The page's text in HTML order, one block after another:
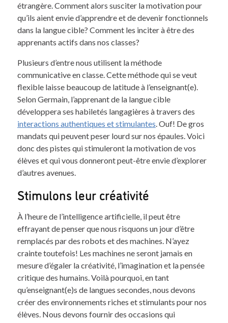
étrangère. Comment alors susciter la motivation pour
qu’ils aient envie d’apprendre et de devenir fonctionnels
dans la langue cible? Comment les inciter à être des
apprenants actifs dans nos classes?
Plusieurs d’entre nous utilisent la méthode
communicative en classe. Cette méthode qui se veut
flexible laisse beaucoup de latitude à l’enseignant(e).
Selon Germain, l’apprenant de la langue cible
développera ses habiletés langagières à travers des
interactions authentiques et stimulantes. Ouf! De gros
mandats qui peuvent peser lourd sur nos épaules. Voici
donc des pistes qui stimuleront la motivation de vos
élèves et qui vous donneront peut-être envie d’explorer
d’autres avenues.
Stimulons leur créativité
À l’heure de l’intelligence artificielle, il peut être
effrayant de penser que nous risquons un jour d’être
remplacés par des robots et des machines. N’ayez
crainte toutefois! Les machines ne seront jamais en
mesure d’égaler la créativité, l’imagination et la pensée
critique des humains. Voilà pourquoi, en tant
qu’enseignant(e)s de langues secondes, nous devons
créer des environnements riches et stimulants pour nos
élèves. Nous devons fournir des occasions qui